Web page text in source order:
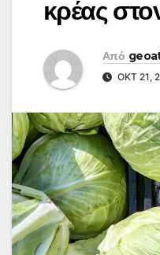
κρέας
Από
ΟΚΤ 21,